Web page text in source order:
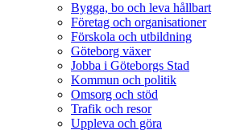
Bygga, bo och leva hållbart
Företag och organisationer
Förskola och utbildning
Göteborg växer
Jobba i Göteborgs Stad
Kommun och politik
Omsorg och stöd
Trafik och resor
Uppleva och göra